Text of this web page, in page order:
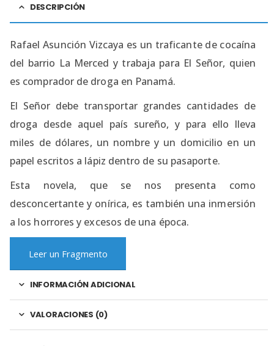
DESCRIPCIÓN
Rafael Asunción Vizcaya es un traficante de cocaína
del barrio La Merced y trabaja para El Señor, quien
es comprador de droga en Panamá.
El Señor debe transportar grandes cantidades de
droga desde aquel país sureño, y para ello lleva
miles de dólares, un nombre y un domicilio en un
papel escritos a lápiz dentro de su pasaporte.
Esta novela, que se nos presenta como
desconcertante y onírica, es también una inmersión
a los horrores y excesos de una época.
Leer un Fragmento
INFORMACIÓN ADICIONAL
VALORACIONES (0)